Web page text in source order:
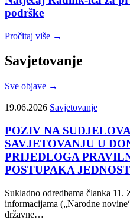
podrške
Pročitaj više →
Savjetovanje
Sve objave →
19.06.2026 Savjetovanje
POZIV NA
SAVJETOVANJU U
PRIJEDLOGA
POSTUPAKA
Sukladno odredbama članka 11.
informacijama („Narodne
državne…